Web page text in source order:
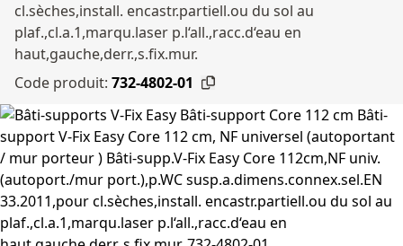
cl.sèches,install. encastr.partiell.ou du sol au
plaf.,cl.a.1,marqu.laser p.l‘all.,racc.d‘eau en
haut,gauche,derr.,s.fix.mur.
Code produit: 732-4802-01